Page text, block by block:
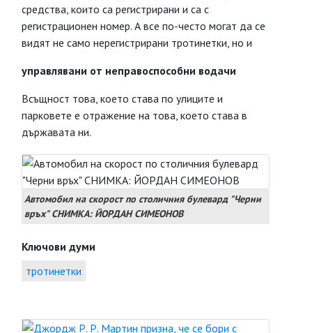
средства, които са регистрирани и са с
регистрационен номер. А все по-често могат да се
видят не само нерегистрирани тротинетки, но и
управлявани от неправоспособни водачи
Всъщност това, което става по улиците и
парковете е отражение на това, което става в
държавата ни.
Автомобил на скорост по столичния булевард "Черни
връх" СНИМКА: ЙОРДАН СИМЕОНОВ
Ключови думи
тротинетки